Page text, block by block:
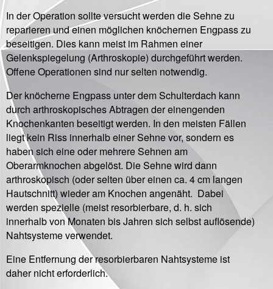
In der Operation sollte versucht werden die Sehne zu
reparieren und einen möglichen knöchernen Engpass zu
beseitigen. Dies kann meist im Rahmen einer
Gelenkspiegelung (Arthroskopie) durchgeführt werden.
Offene Operationen sind nur selten notwendig.
Der knöcherne Engpass unter dem Schulterdach kann
durch arthroskopisches Abtragen der einengenden
Knochenkanten beseitigt werden. In den meisten Fällen
liegt kein Riss innerhalb einer Sehne vor, sondern es
haben sich eine oder mehrere Sehnen am
Oberarmknochen abgelöst. Die Sehne wird dann
arthroskopisch (oder selten über einen ca. 4 cm langen
Hautschnitt) wieder am Knochen angenäht. Dabei
werden spezielle (meist resorbierbare, d. h. sich
innerhalb von Monaten bis Jahren sich selbst auflösende)
Nahtsysteme verwendet.
Eine Entfernung der resorbierbaren Nahtsysteme ist
daher nicht erforderlich.